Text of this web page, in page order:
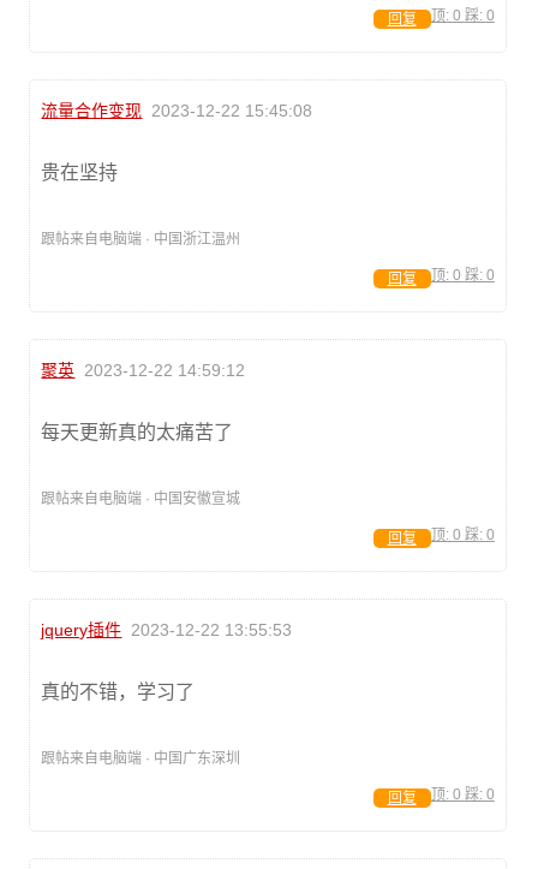
顶: 0 踩: 0
回复
流量合作变现 2023-12-22 15:45:08
贵在坚持
跟帖来自电脑端 · 中国浙江温州
顶: 0 踩: 0
回复
聚英 2023-12-22 14:59:12
每天更新真的太痛苦了
跟帖来自电脑端 · 中国安徽宣城
顶: 0 踩: 0
回复
jquery插件 2023-12-22 13:55:53
真的不错，学习了
跟帖来自电脑端 · 中国广东深圳
顶: 0 踩: 0
回复